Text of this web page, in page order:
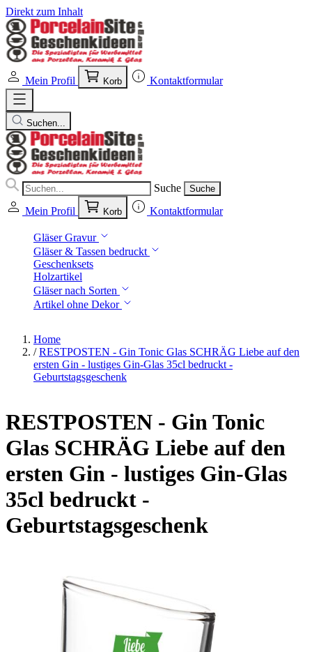
Direkt zum Inhalt
Mein Profil Korb Kontaktformular
Suchen...
Suche Suche
Mein Profil Korb Kontaktformular
Gläser Gravur
Gläser & Tassen bedruckt
Geschenksets
Holzartikel
Gläser nach Sorten
Artikel ohne Dekor
Home
/ RESTPOSTEN - Gin Tonic Glas SCHRÄG Liebe auf den
ersten Gin - lustiges Gin-Glas 35cl bedruckt -
Geburtstagsgeschenk
RESTPOSTEN - Gin Tonic
Glas SCHRÄG Liebe auf den
ersten Gin - lustiges Gin-Glas
35cl bedruckt -
Geburtstagsgeschenk